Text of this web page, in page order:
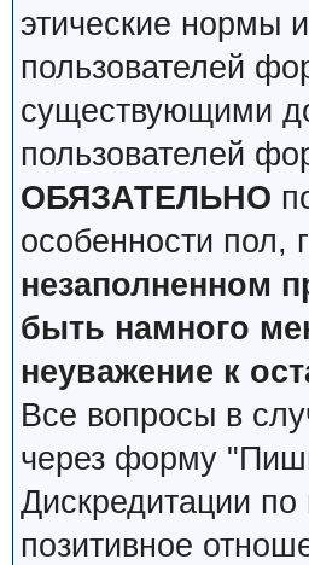
этические нормы
пользователей
существующими
пользователей
ОБЯЗАТЕЛЬНО
особенности пол,
незаполненном
быть намного
неуважение к
Все вопросы в
через форму
Дискредитации
позитивное